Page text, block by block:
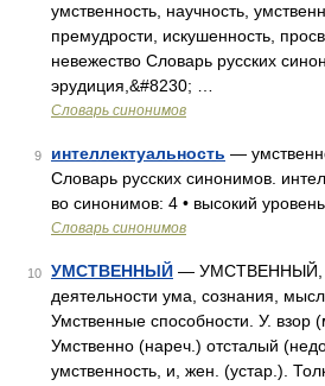
умственность, научность,
премудрости, искушенность,
невежество Словарь русских
эрудиция,&#8230; …
Словарь синонимов
9 интеллектуальность —
Словарь русских синонимов.
во синонимов: 4 • высокий
Словарь синонимов
10 УМСТВЕННЫЙ — УМСТВЕННЫЙ,
деятельности ума, сознания,
Умственные способности. У. взор
Умственно (нареч.) отсталый
умственность, и, жен. (устар.).